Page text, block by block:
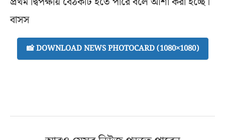
বাসস
📸 DOWNLOAD NEWS PHOTOCARD (1080×1080)